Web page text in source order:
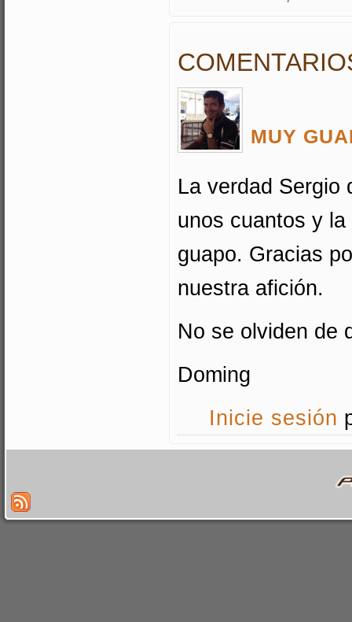
MUY
La verdad Sergio
unos cuantos y
guapo. Gracias
nuestra afición.
No se olviden de
Doming
Inicie sesión